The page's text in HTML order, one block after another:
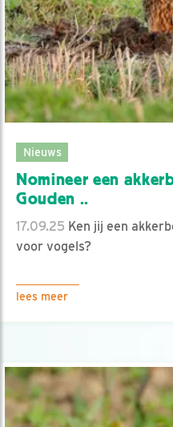
Nieuws
Nomineer een
Gouden ..
17.09.25 Ken jij een
voor vogels?
lees meer